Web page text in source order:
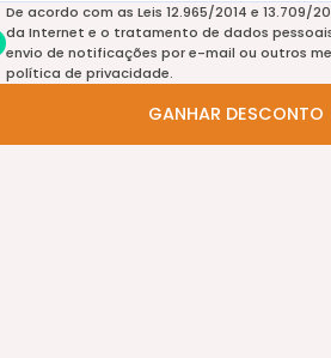
De acordo com as Leis 12.965/2014 e 13.709/
da Internet e o tratamento de dados
envio de notificações por e-mail ou outros
política de privacidade.
GANHAR DESCONTO